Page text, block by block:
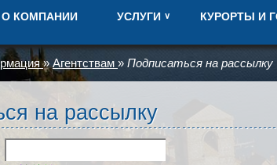
О КОМПАНИИ УСЛУГИ ∨ КУРОРТЫ И
» Агентствам » Подписаться на рассылку
на рассылку